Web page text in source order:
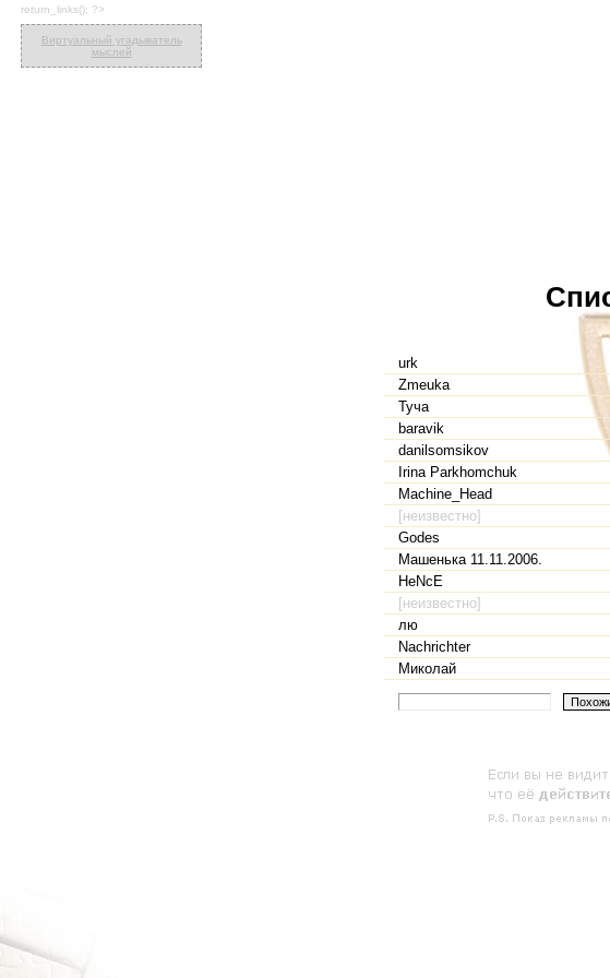
return_links(); ?>
Виртуальный угадыватель
мыслей
urk
Zmeuka
Туча
baravik
danilsomsikov
Irina Parkhomchuk
Machine_Head
[неизвестно]
Godes
Машенька 11.11.2006.
HeNcE
[неизвестно]
лю
Nachrichter
Миколай